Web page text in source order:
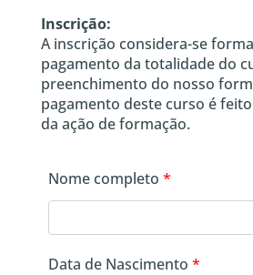
Inscrição:
A inscrição considera-se
pagamento da totalidade do
preenchimento do nosso
pagamento deste curso é
da ação de formação.
Nome completo *
Data de Nascimento *